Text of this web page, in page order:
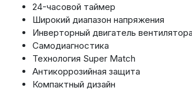
24-часовой таймер
Широкий диапазон напряжения
Инверторный двигатель вентилятора
Самодиагностика
Технология Super Match
Антикоррозийная защита
Компактный дизайн